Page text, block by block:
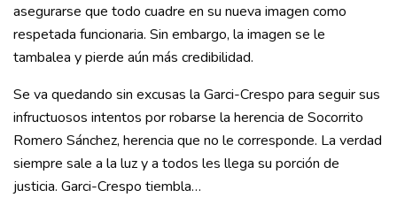
asegurarse que todo cuadre en su nueva imagen como
respetada funcionaria. Sin embargo, la imagen se le
tambalea y pierde aún más credibilidad.
Se va quedando sin excusas la Garci-Crespo para seguir sus
infructuosos intentos por robarse la herencia de Socorrito
Romero Sánchez, herencia que no le corresponde. La verdad
siempre sale a la luz y a todos les llega su porción de
justicia. Garci-Crespo tiembla…